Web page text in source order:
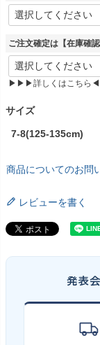
(
必
)
ご注文確定は【在庫確
▶▶▶詳しくはこちら
サイズ
7-8(125-135cm)
商品についてのお問
レビューを書く
発表